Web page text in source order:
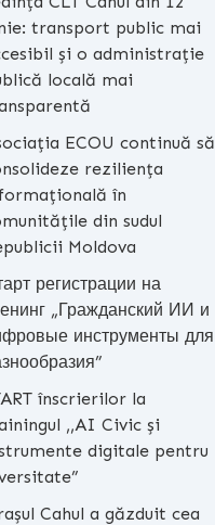
transport public mai
și o administrație
locală mai
ECOU continuă să
reziliența
în
din sudul
Moldova
регистрации на
„Гражданский ИИ и
инструменты для
înscrierilor la
,,AI Civic și
digitale pentru
Cahul a găzduit cea